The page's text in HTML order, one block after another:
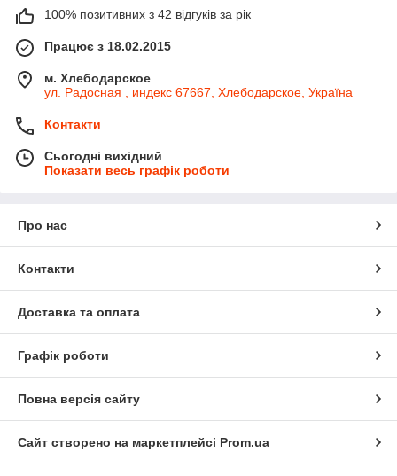
100% позитивних з 42 відгуків за рік
Працює з 18.02.2015
м. Хлебодарское
ул. Радосная , индекс 67667, Хлебодарское, Україна
Контакти
Сьогодні вихідний
Показати весь графік роботи
Про нас
Контакти
Доставка та оплата
Графік роботи
Повна версія сайту
Сайт створено на маркетплейсі Prom.ua